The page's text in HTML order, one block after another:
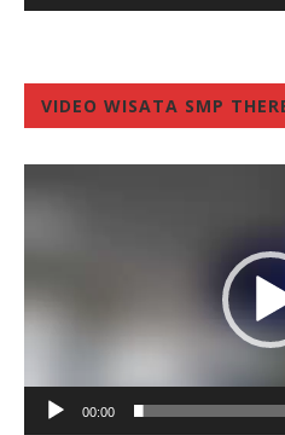
VIDEO WISATA SMP
00:00